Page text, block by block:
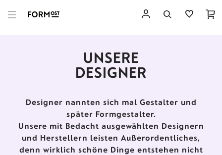
UNSERE
DESIGNER
Designer nannten sich mal Gestalter und
später Formgestalter.
Unsere mit Bedacht ausgewählten Designern
und Herstellern leisten Außerordentliches,
denn wirklich schöne Dinge entstehen nicht